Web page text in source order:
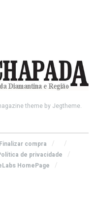
theme by Jegtheme.
Finalizar compra
de privacidade
HomePage